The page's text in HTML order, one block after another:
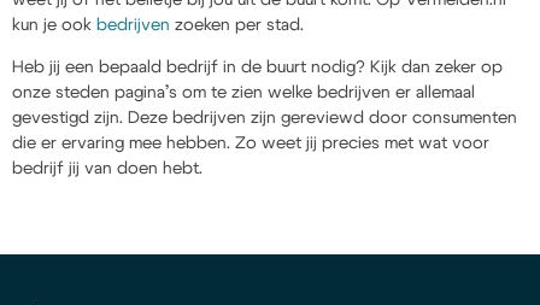
kun je ook bedrijven zoeken per stad.
Heb jij een bepaald bedrijf in de buurt nodig? Kijk dan zeker op
onze steden pagina’s om te zien welke bedrijven er allemaal
gevestigd zijn. Deze bedrijven zijn gereviewd door consumenten
die er ervaring mee hebben. Zo weet jij precies met wat voor
bedrijf jij van doen hebt.